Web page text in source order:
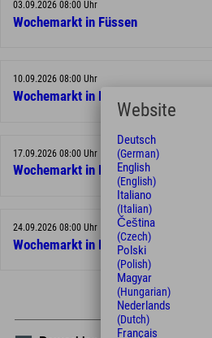
03.09.2026 08:00 Uhr
Wochemarkt in Füssen
10.09.2026 08:00 Uhr
Wochemarkt in Füssen
17.09.2026 08:00 Uhr
Wochemarkt in Füssen
24.09.2026 08:00 Uhr
Wochemarkt in Füssen
Website
Deutsch
(German)
English
(English)
Italiano
(Italian)
Čeština
(Czech)
Polski
(Polish)
Magyar
(Hungarian)
Nederlands
(Dutch)
Français